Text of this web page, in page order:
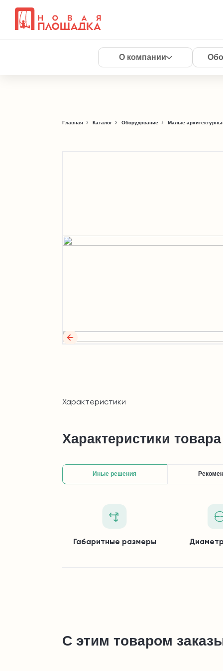
О компании
Главная Каталог Оборудование Малые
Характеристики
Характеристики товара
Иные решения
Габаритные размеры
С этим товаром